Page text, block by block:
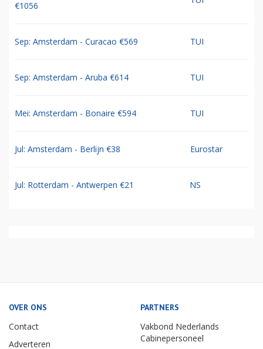
€1056
Sep: Amsterdam - Curacao €569 TUI
Sep: Amsterdam - Aruba €614 TUI
Mei: Amsterdam - Bonaire €594 TUI
Jul: Amsterdam - Berlijn €38 Eurostar
Jul: Rotterdam - Antwerpen €21 NS
OVER ONS
Contact
Adverteren
PARTNERS
Vakbond Nederlands
Cabinepersoneel